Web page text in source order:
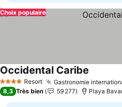
Choix populaire
4 Étoiles Resort Gastronomie
Occidental Caribe
8,3 Très bien 59 277 Playa